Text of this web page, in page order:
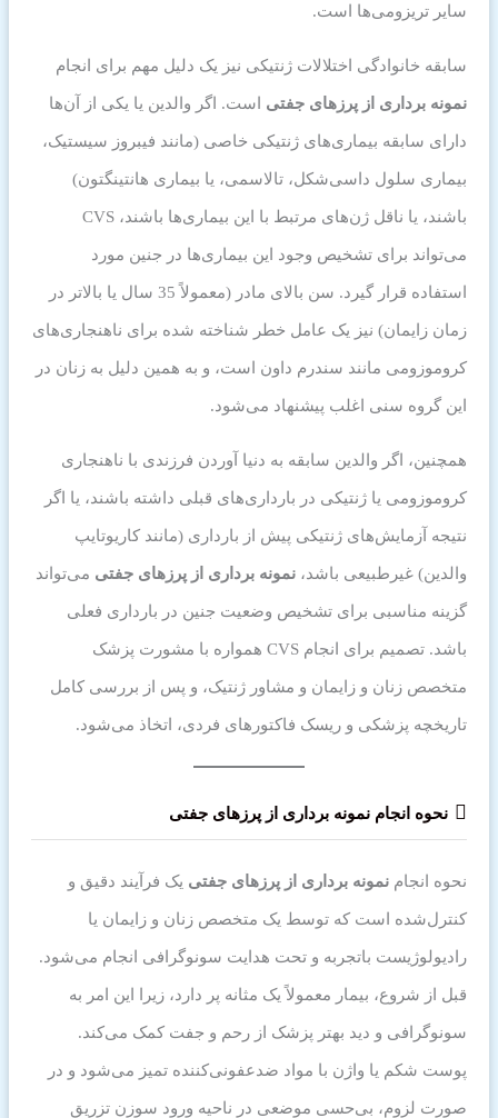
سایر تریزومی‌ها است.
سابقه خانوادگی اختلالات ژنتیکی نیز یک دلیل مهم برای انجام
نمونه برداری از پرزهای جفتی است. اگر والدین یا یکی از آن‌ها
دارای سابقه بیماری‌های ژنتیکی خاصی (مانند فیبروز سیستیک،
بیماری سلول داسی‌شکل، تالاسمی، یا بیماری هانتینگتون)
باشند، یا ناقل ژن‌های مرتبط با این بیماری‌ها باشند، CVS
می‌تواند برای تشخیص وجود این بیماری‌ها در جنین مورد
استفاده قرار گیرد. سن بالای مادر (معمولاً 35 سال یا بالاتر در
زمان زایمان) نیز یک عامل خطر شناخته شده برای ناهنجاری‌های
کروموزومی مانند سندرم داون است، و به همین دلیل به زنان در
این گروه سنی اغلب پیشنهاد می‌شود.
همچنین، اگر والدین سابقه به دنیا آوردن فرزندی با ناهنجاری
کروموزومی یا ژنتیکی در بارداری‌های قبلی داشته باشند، یا اگر
نتیجه آزمایش‌های ژنتیکی پیش از بارداری (مانند کاریوتایپ
والدین) غیرطبیعی باشد،نمونه برداری از پرزهای جفتی می‌تواند
گزینه مناسبی برای تشخیص وضعیت جنین در بارداری فعلی
باشد. تصمیم برای انجام CVS همواره با مشورت پزشک
متخصص زنان و زایمان و مشاور ژنتیک، و پس از بررسی کامل
تاریخچه پزشکی و ریسک فاکتورهای فردی، اتخاذ می‌شود.
نحوه انجام نمونه برداری از پرزهای جفتی
نحوه انجامنمونه برداری از پرزهای جفتی یک فرآیند دقیق و
کنترل‌شده است که توسط یک متخصص زنان و زایمان یا
رادیولوژیست باتجربه و تحت هدایت سونوگرافی انجام می‌شود.
قبل از شروع، بیمار معمولاً یک مثانه پر دارد، زیرا این امر به
سونوگرافی و دید بهتر پزشک از رحم و جفت کمک می‌کند.
پوست شکم یا واژن با مواد ضدعفونی‌کننده تمیز می‌شود و در
صورت لزوم، بی‌حسی موضعی در ناحیه ورود سوزن تزریق